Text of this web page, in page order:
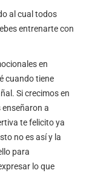
al cual todos
entrenarte con
en
cuando tiene
Si crecimos en
a
te felicito ya
no es así y la
para
lo que